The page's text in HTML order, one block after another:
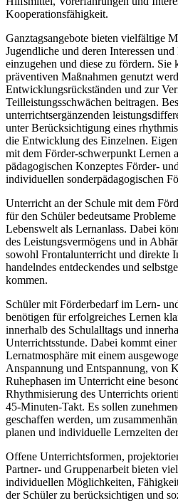
Kooperationsfähigkeit.
Ganztagsangebote bieten vielfältige
Jugendliche und deren Interessen
einzugehen und diese zu fördern. Sie
präventiven Maßnahmen genutzt
Entwicklungsrückständen und zur
Teilleistungsschwächen beitragen.
unterrichtsergänzenden
unter Berücksichtigung eines
die Entwicklung des Einzelnen.
mit dem Förder-schwerpunkt Lernen
pädagogischen Konzeptes Förder-
individuellen sonderpädagogischen
Unterricht an der Schule mit dem
für den Schüler bedeutsame
Lebenswelt als Lernanlass. Dabei
des Leistungsvermögens und in
sowohl Frontalunterricht und direkte
handelndes entdeckendes und
kommen.
Schüler mit Förderbedarf im Lern-
benötigen für erfolgreiches Lernen
innerhalb des Schulalltags und
Unterrichtsstunde. Dabei kommt
Lernatmosphäre mit einem
Anspannung und Entspannung, von
Ruhephasen im Unterricht eine
Rhythmisierung des Unterrichts
45-Minuten-Takt. Es sollen
geschaffen werden, um
planen und individuelle Lernzeiten
Offene Unterrichtsformen,
Partner- und Gruppenarbeit bieten
individuellen Möglichkeiten,
der Schüler zu berücksichtigen und